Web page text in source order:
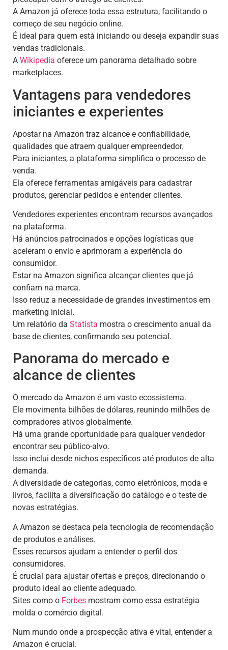
A Amazon já oferece toda essa estrutura, facilitando o
começo de seu negócio online.
É ideal para quem está iniciando ou deseja expandir suas
vendas tradicionais.
A Wikipedia oferece um panorama detalhado sobre
marketplaces.
Vantagens para vendedores
iniciantes e experientes
Apostar na Amazon traz alcance e confiabilidade,
qualidades que atraem qualquer empreendedor.
Para iniciantes, a plataforma simplifica o processo de
venda.
Ela oferece ferramentas amigáveis para cadastrar
produtos, gerenciar pedidos e entender clientes.
Vendedores experientes encontram recursos avançados
na plataforma.
Há anúncios patrocinados e opções logísticas que
aceleram o envio e aprimoram a experiência do
consumidor.
Estar na Amazon significa alcançar clientes que já
confiam na marca.
Isso reduz a necessidade de grandes investimentos em
marketing inicial.
Um relatório da Statista mostra o crescimento anual da
base de clientes, confirmando seu potencial.
Panorama do mercado e
alcance de clientes
O mercado da Amazon é um vasto ecossistema.
Ele movimenta bilhões de dólares, reunindo milhões de
compradores ativos globalmente.
Há uma grande oportunidade para qualquer vendedor
encontrar seu público-alvo.
Isso inclui desde nichos específicos até produtos de alta
demanda.
A diversidade de categorias, como eletrônicos, moda e
livros, facilita a diversificação do catálogo e o teste de
novas estratégias.
A Amazon se destaca pela tecnologia de recomendação
de produtos e análises.
Esses recursos ajudam a entender o perfil dos
consumidores.
É crucial para ajustar ofertas e preços, direcionando o
produto ideal ao cliente adequado.
Sites como o Forbes mostram como essa estratégia
molda o comércio digital.
Num mundo onde a prospecção ativa é vital, entender a
Amazon é crucial.